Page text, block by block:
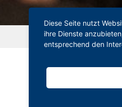
Diese Seite nutzt
ihre Dienste
entsprechend den